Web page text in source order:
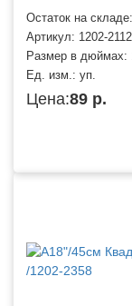
Остаток на
Артикул: 1202-2112
Размер в дюймах:
Ед. изм.: уп.
Цена:89 р.